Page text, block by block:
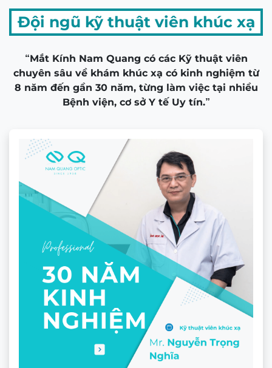
Đội ngũ kỹ thuật viên khúc xạ
“Mắt Kính Nam Quang có các Kỹ thuật viên
chuyên sâu về khám khúc xạ có kinh nghiệm từ
8 năm đến gần 30 năm, từng làm việc tại nhiều
Bệnh viện, cơ sở Y tế Uy tín.”